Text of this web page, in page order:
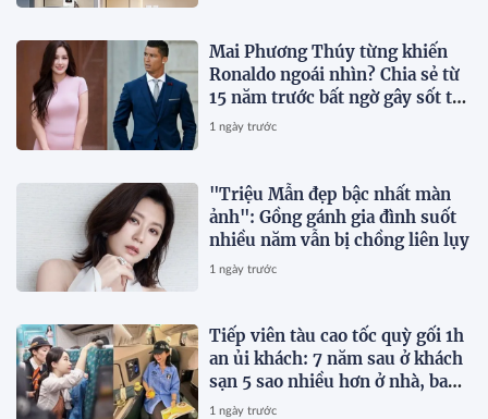
Mai Phương Thúy từng khiến
Ronaldo ngoái nhìn? Chia sẻ từ
15 năm trước bất ngờ gây sốt trở
lại
1 ngày trước
"Triệu Mẫn đẹp bậc nhất màn
ảnh": Gồng gánh gia đình suốt
nhiều năm vẫn bị chồng liên lụy
1 ngày trước
Tiếp viên tàu cao tốc quỳ gối 1h
an ủi khách: 7 năm sau ở khách
sạn 5 sao nhiều hơn ở nhà, bay
hạng thương gia
1 ngày trước